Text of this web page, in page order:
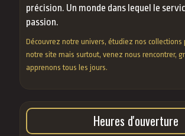
précision. Un monde dans lequel le
passion.
Découvrez notre univers, étudiez nos collections
notre site mais surtout, venez nous rencontrer,
apprenons tous les jours.
Heures d'ouverture